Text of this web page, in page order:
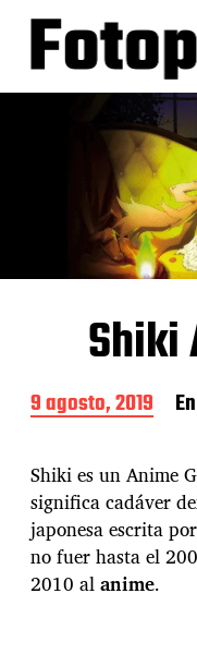
Shiki
F
e
h
a
d
e
l
a
e
9 agosto, 2019 En
Shiki es un Anime
significa cadáver
japonesa escrita por
no fuer hasta el
2010 alanime.